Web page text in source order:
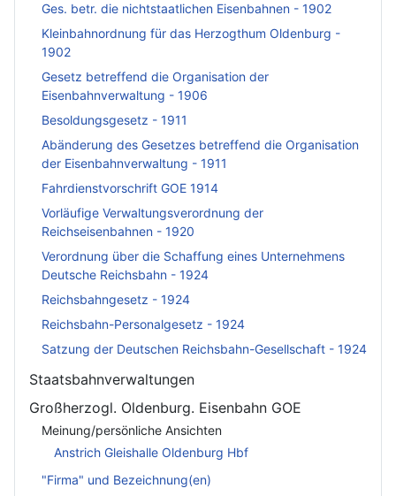
Ges. betr. die nichtstaatlichen Eisenbahnen - 1902
Kleinbahnordnung für das Herzogthum Oldenburg -
1902
Gesetz betreffend die Organisation der
Eisenbahnverwaltung - 1906
Besoldungsgesetz - 1911
Abänderung des Gesetzes betreffend die Organisation
der Eisenbahnverwaltung - 1911
Fahrdienstvorschrift GOE 1914
Vorläufige Verwaltungsverordnung der
Reichseisenbahnen - 1920
Verordnung über die Schaffung eines Unternehmens
Deutsche Reichsbahn - 1924
Reichsbahngesetz - 1924
Reichsbahn-Personalgesetz - 1924
Satzung der Deutschen Reichsbahn-Gesellschaft - 1924
Staatsbahnverwaltungen
Großherzogl. Oldenburg. Eisenbahn GOE
Meinung/persönliche Ansichten
Anstrich Gleishalle Oldenburg Hbf
"Firma" und Bezeichnung(en)